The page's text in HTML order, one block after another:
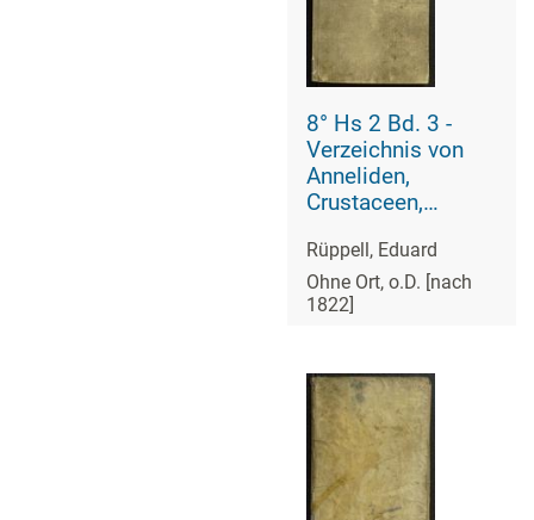
8° Hs 2 Bd. 3 -
Verzeichnis von
Anneliden,
Crustaceen,
Mollusken,
Säugetieren,
Vögeln, Amphibien
Rüppell, Eduard
Ohne Ort, o.D. [nach
1822]